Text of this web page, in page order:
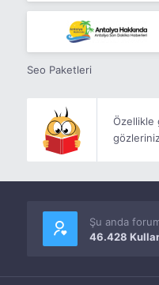
Seo Paketleri
Özellikle
Şu anda
46.428